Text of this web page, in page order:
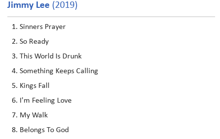
Jimmy Lee (2019)
Sinners Prayer
So Ready
This World Is Drunk
Something Keeps Calling
Kings Fall
I'm Feeling Love
My Walk
Belongs To God